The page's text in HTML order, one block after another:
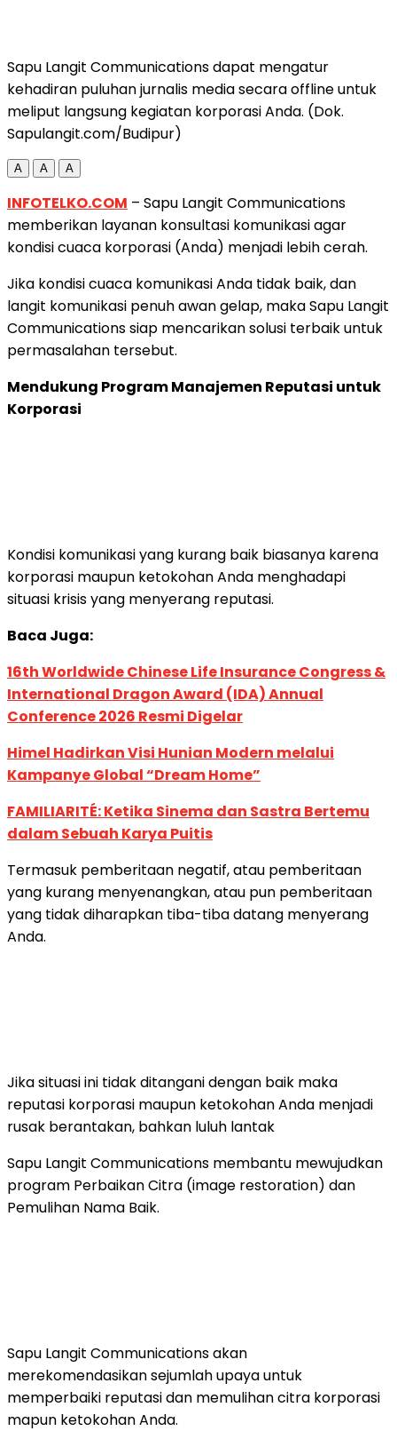
Sapu Langit Communications dapat mengatur
kehadiran puluhan jurnalis media secara offline untuk
meliput langsung kegiatan korporasi Anda. (Dok.
Sapulangit.com/Budipur)
A A A
INFOTELKO.COM – Sapu Langit Communications
memberikan layanan konsultasi komunikasi agar
kondisi cuaca korporasi (Anda) menjadi lebih cerah.
Jika kondisi cuaca komunikasi Anda tidak baik, dan
langit komunikasi penuh awan gelap, maka Sapu Langit
Communications siap mencarikan solusi terbaik untuk
permasalahan tersebut.
Mendukung Program Manajemen Reputasi untuk
Korporasi
Kondisi komunikasi yang kurang baik biasanya karena
korporasi maupun ketokohan Anda menghadapi
situasi krisis yang menyerang reputasi.
Baca Juga:
16th Worldwide Chinese Life Insurance Congress &
International Dragon Award (IDA) Annual
Conference 2026 Resmi Digelar
Himel Hadirkan Visi Hunian Modern melalui
Kampanye Global “Dream Home”
FAMILIARITÉ: Ketika Sinema dan Sastra Bertemu
dalam Sebuah Karya Puitis
Termasuk pemberitaan negatif, atau pemberitaan
yang kurang menyenangkan, atau pun pemberitaan
yang tidak diharapkan tiba-tiba datang menyerang
Anda.
Jika situasi ini tidak ditangani dengan baik maka
reputasi korporasi maupun ketokohan Anda menjadi
rusak berantakan, bahkan luluh lantak
Sapu Langit Communications membantu mewujudkan
program Perbaikan Citra (image restoration) dan
Pemulihan Nama Baik.
Sapu Langit Communications akan
merekomendasikan sejumlah upaya untuk
memperbaiki reputasi dan memulihan citra korporasi
mapun ketokohan Anda.